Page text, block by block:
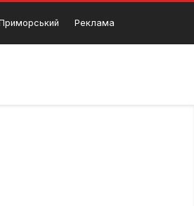
бульвар в Одесі. Чим відома
Реклама